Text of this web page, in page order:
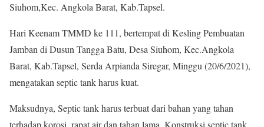
Siuhom,Kec. Angkola Barat, Kab.Tapsel.
Hari Keenam TMMD ke 111, bertempat di Kesling Pembuatan
Jamban di Dusun Tangga Batu, Desa Siuhom, Kec.Angkola
Barat, Kab.Tapsel, Serda Arpianda Siregar, Minggu (20/6/2021),
mengatakan septic tank harus kuat.
Maksudnya, Septic tank harus terbuat dari bahan yang tahan
terhadap korosi, rapat air dan tahan lama. Konstruksi septic tank